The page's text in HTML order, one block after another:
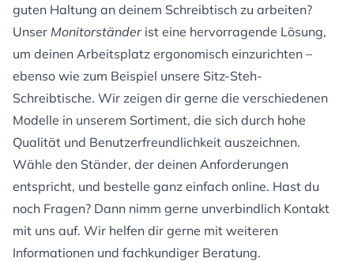
guten Haltung an deinem Schreibtisch zu arbeiten?
Unser Monitorständerist eine hervorragende Lösung,
um deinen Arbeitsplatz ergonomisch einzurichten –
ebenso wie zum Beispiel unsere Sitz-Steh-
Schreibtische. Wir zeigen dir gerne die verschiedenen
Modelle in unserem Sortiment, die sich durch hohe
Qualität und Benutzerfreundlichkeit auszeichnen.
Wähle den Ständer, der deinen Anforderungen
entspricht, und bestelle ganz einfach online. Hast du
noch Fragen? Dann nimm gerne unverbindlich Kontakt
mit uns auf. Wir helfen dir gerne mit weiteren
Informationen und fachkundiger Beratung.